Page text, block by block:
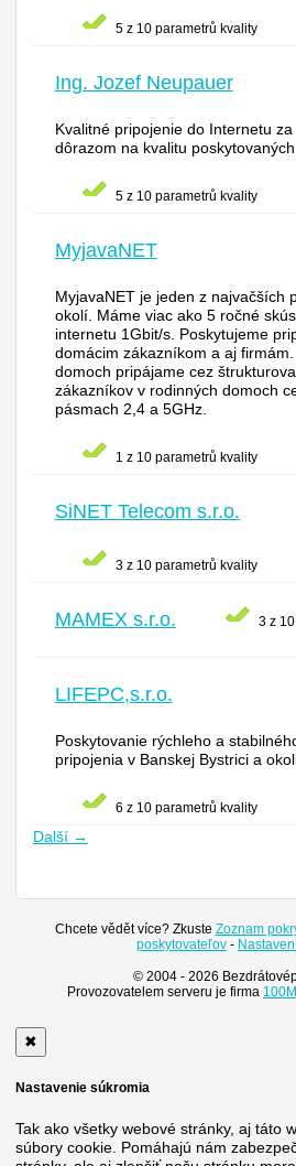
5 z 10 parametrů kvality
Ing. Jozef Neupauer
Kvalitné pripojenie do Internetu
dôrazom na kvalitu
5 z 10 parametrů kvality
MyjavaNET
MyjavaNET je jeden z najvačších
okolí. Máme viac ako 5 ročné
internetu 1Gbit/s. Poskytujeme
domácim zákazníkom a aj
domoch pripájame cez
zákazníkov v rodinných domoch
pásmach 2,4 a 5GHz.
1 z 10 parametrů kvality
SiNET Telecom s.r.o.
3 z 10 parametrů kvality
MAMEX s.r.o. 3 z
LIFEPC,s.r.o.
Poskytovanie rýchleho a
pripojenia v Banskej Bystrici a
6 z 10 parametrů kvality
Další →
Chcete vědět více? Zkuste Zoznam
poskytovateľov -
© 2004 - 2026
Provozovatelem serveru je firma
✖
Nastavenie súkromia
Tak ako všetky webové stránky, aj táto
súbory cookie. Pomáhajú nám